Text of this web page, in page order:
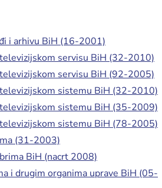
i arhivu BiH (16-2001)
servisu BiH (32-2010)
servisu BiH (92-2005)
sistemu BiH (32-2010)
sistemu BiH (35-2009)
sistemu BiH (78-2005)
(31-2003)
BiH (nacrt 2008)
i drugim organima uprave BiH (05-